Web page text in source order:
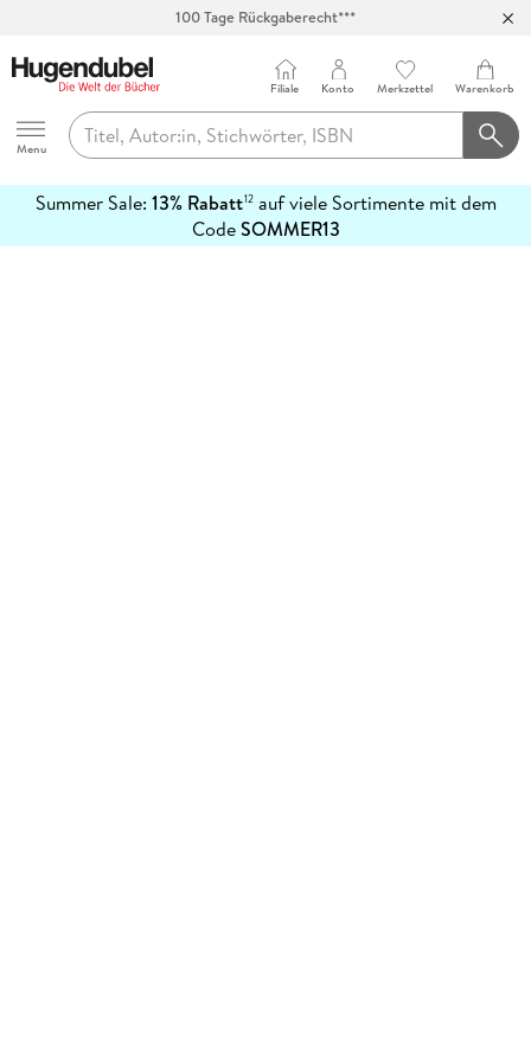
100 Tage Rückgaberecht***
Hugendubel
Menu
Filiale Konto Merkzettel Warenkorb
Summer Sale: 13% Rabatt12auf viele Sortimente mit dem
CodeSOMMER13
erfahren